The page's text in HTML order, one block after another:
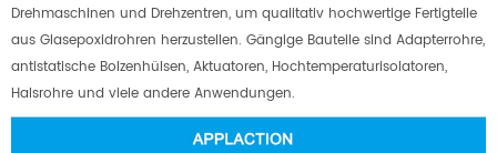
Drehmaschinen und Drehzentren, um qualitativ hochwertige Fertigteile
aus Glasepoxidrohren herzustellen. Gängige Bauteile sind Adapterrohre,
antistatische Bolzenhülsen, Aktuatoren, Hochtemperaturisolatoren,
Halsrohre und viele andere Anwendungen.